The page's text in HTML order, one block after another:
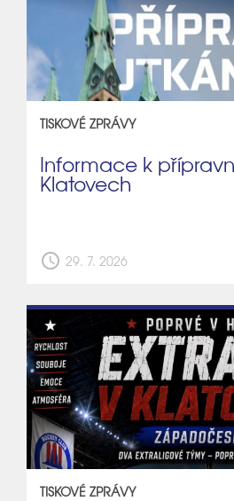
TISKOVÉ ZPRÁVY
Informace k
Klatovech
schedule 29. 7. 2026
TISKOVÉ ZPRÁVY